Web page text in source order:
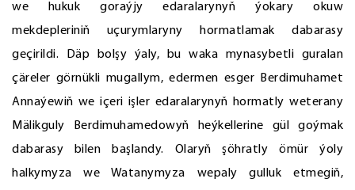
we hukuk goraýjy edaralarynyň ýokary okuw
mekdepleriniň uçurymlaryny hormatlamak dabarasy
geçirildi. Däp bolşy ýaly, bu waka mynasybetli guralan
çäreler görnükli mugallym, edermen esger Berdimuhamet
Annaýewiň we içeri işler edaralarynyň hormatly weterany
Mälikguly Berdimuhamedowyň heýkellerine gül goýmak
dabarasy bilen başlandy. Olaryň şöhratly ömür ýoly
halkymyza we Watanymyza wepaly gulluk etmegiň,